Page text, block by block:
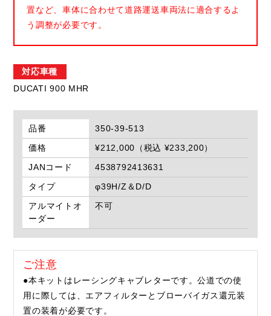
置など、車体に合わせて道路運送車両法に適合するよ
う調整が必要です。
対応車種
DUCATI 900 MHR
品番
350-39-513
価格
¥212,000（税込 ¥233,200）
JANコード
4538792413631
タイプ
φ39H/Z＆D/D
アルマイトオ
ーダー
不可
ご注意
●本キットはレーシングキャブレターです。公道での使
用に際しては、エアフィルターとブローバイガス還元装
置の装着が必要です。